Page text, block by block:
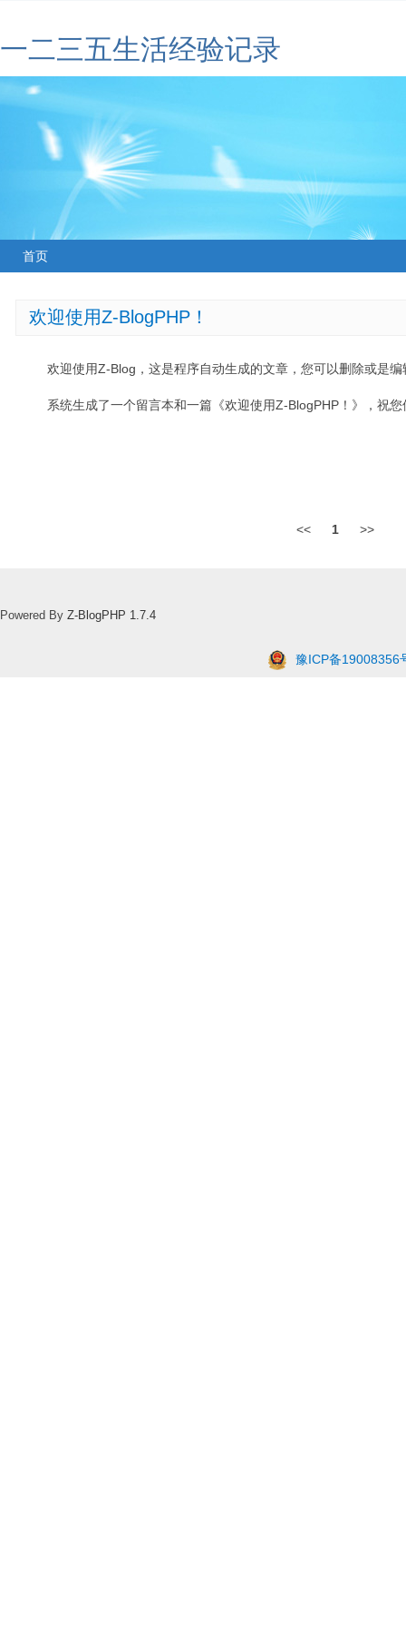
一二三五生活经验记录
首页
欢迎使用Z-BlogPHP！
欢迎使用Z-Blog，这是程序自动生成的文章，您可以删除或是编
系统生成了一个留言本和一篇《欢迎使用Z-BlogPHP！》，祝
<< 1 >>
Powered By Z-BlogPHP 1.7.4
豫ICP备19008356